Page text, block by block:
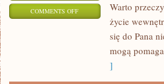
COMMENTS OFFON
RDZENNYCH
Warto
życie
się do Pana
mogą
]